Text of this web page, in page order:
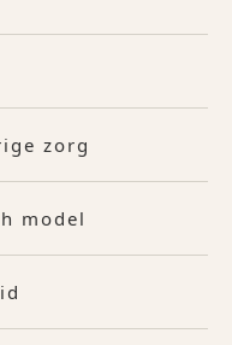
zorg
model